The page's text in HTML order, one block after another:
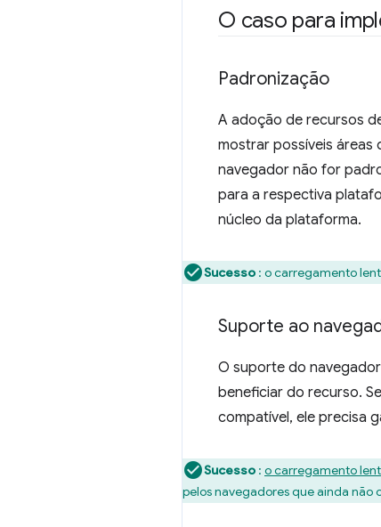
O caso para
Padronização
A adoção de recursos
mostrar possíveis áreas
navegador não for
para a respectiva
núcleo da plataforma.
Sucesso : o carregamento
Suporte ao
O suporte do
beneficiar do recurso.
compatível, ele precisa
Sucesso : o carregamento
pelos navegadores que ainda não